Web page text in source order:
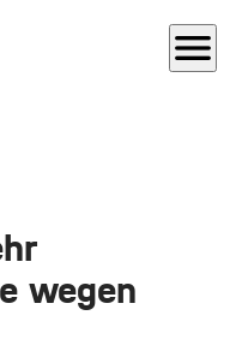
menu
wegen